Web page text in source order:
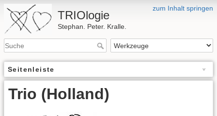
zum Inhalt springen
TRIOlogie
Stephan. Peter. Kralle.
Seitenleiste
Trio (Holland)